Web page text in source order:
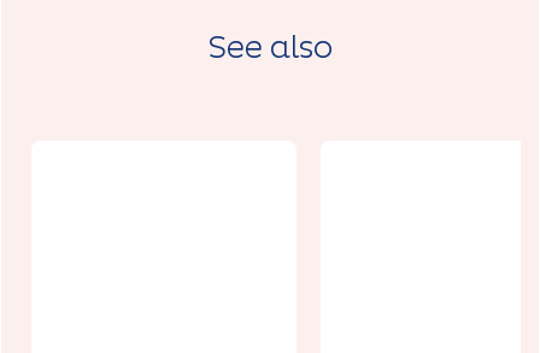
See also